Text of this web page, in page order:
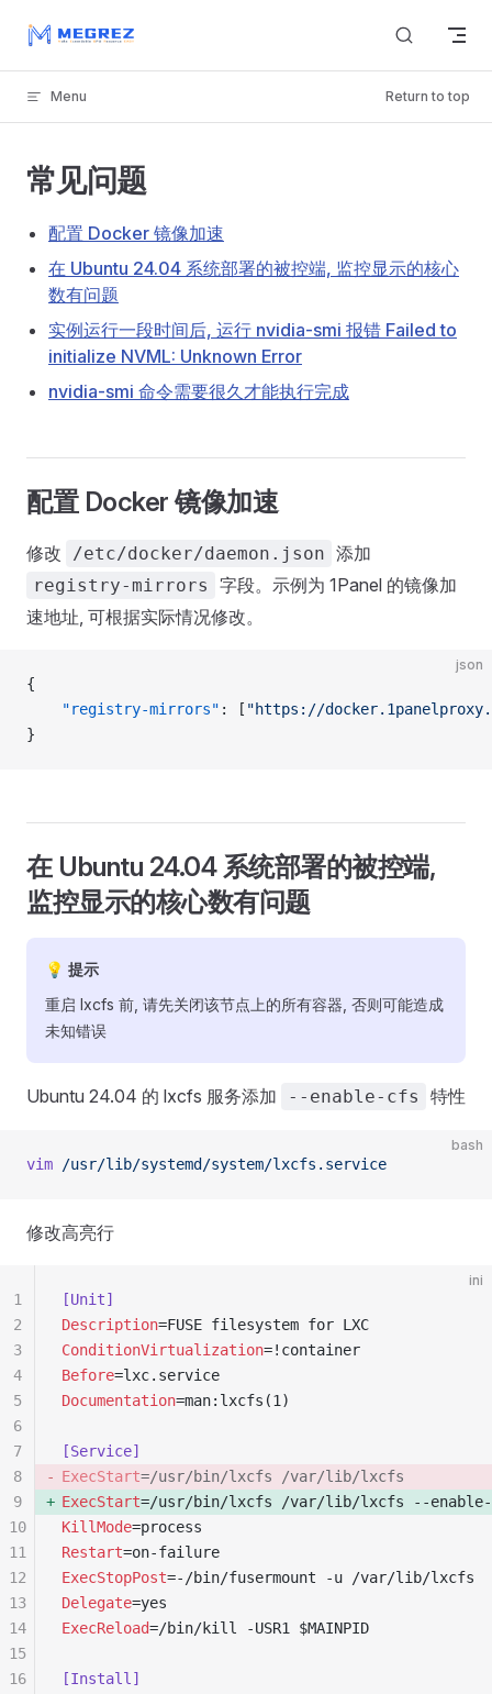
Skip to content
Menu Return to top
常见问题
配置 Docker 镜像加速
在 Ubuntu 24.04 系统部署的被控端, 监控显示的核心
数有问题
实例运行一段时间后, 运行 nvidia-smi 报错 Failed to
initialize NVML: Unknown Error
nvidia-smi 命令需要很久才能执行完成
配置 Docker 镜像加速
修改 /etc/docker/daemon.json 添加
registry-mirrors
字段。示例为 1Panel 的镜像加
速地址, 可根据实际情况修改。
json
{
    "registry-mirrors"
: [ "https://
}
在 Ubuntu 24.04 系统部署的被控端,
监控显示的核心数有问题
💡 提示
重启 lxcfs 前, 请先关闭该节点上的所有容器, 否则可能造成
未知错误
Ubuntu 24.04 的 lxcfs 服务添加 --enable-cfs 特性
bash
vim /usr/lib/systemd/system/lxcfs.service
修改高亮行
ini
[Unit]
Description=FUSE filesystem for LXC
ConditionVirtualization=!container
Before=lxc.service
Documentation=man:lxcfs(1)
[Service]
ExecStart=/usr/bin/lxcfs /var/lib/lxcfs
ExecStart=/usr/bin/lxcfs /var/lib/lxcfs --
KillMode=process
Restart=on-failure
ExecStopPost=-/bin/fusermount -u /var/lib/lxcfs
Delegate=yes
ExecReload=/bin/kill -USR1 $MAINPID
[Install]
1
2
3
4
5
6
7
8
9
10
11
12
13
14
15
16